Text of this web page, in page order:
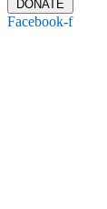
DONATE
Facebook-f